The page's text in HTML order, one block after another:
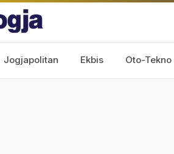
Jogjapolitan Ekbis Oto-Tekno